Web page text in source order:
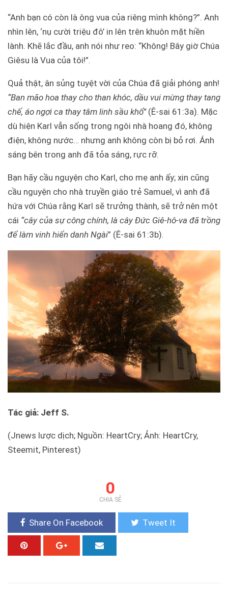
“Anh bạn có còn là ông vua của riêng mình không?”. Anh
nhìn lên, ‘nụ cười triệu đô’ in lên trên khuôn mặt hiền
lành. Khẽ lắc đầu, anh nói như reo: “Không! Bây giờ Chúa
Giêsu là Vua của tôi!”.
Quả thật, ân sủng tuyệt vời của Chúa đã giải phóng anh!
“Ban mão hoa thay cho than khóc, dầu vui mừng thay tang
chế, áo ngợi ca thay tâm linh sầu khổ”(Ê-sai 61:3a). Mặc
dù hiện Karl vẫn sống trong ngôi nhà hoang đó, không
điện, không nước… nhưng anh không còn bị bỏ rơi. Ánh
sáng bên trong anh đã tỏa sáng, rực rỡ.
Bạn hãy cầu nguyện cho Karl, cho mẹ anh ấy; xin cũng
cầu nguyện cho nhà truyền giáo trẻ Samuel, vì anh đã
hứa với Chúa rằng Karl sẽ trưởng thành, sẽ trở nên một
cái “cây của sự công chính, là cây Đức Giê-hô-va đã trồng
để làm vinh hiển danh Ngài” (Ê-sai 61:3b).
Tác giả: Jeff S.
(Jnews lược dịch; Nguồn: HeartCry; Ảnh: HeartCry,
Steemit, Pinterest)
0
CHIA SẺ
Share On Facebook Tweet It